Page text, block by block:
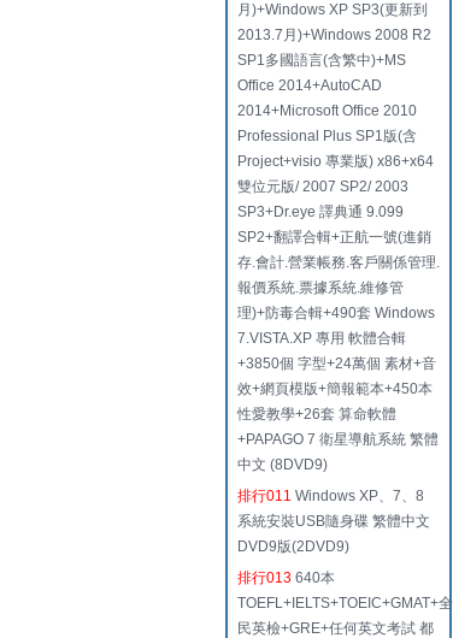
月)+Windows XP SP3(更新到
2013.7月)+Windows 2008 R2
SP1多國語言(含繁中)+MS
Office 2014+AutoCAD
2014+Microsoft Office 2010
Professional Plus SP1版(含
Project+visio 專業版) x86+x64
雙位元版/ 2007 SP2/ 2003
SP3+Dr.eye 譯典通 9.099
SP2+翻譯合輯+正航一號(進銷
存.會計.營業帳務.客戶關係管理.
報價系統.票據系統.維修管
理)+防毒合輯+490套 Windows
7.VISTA.XP 專用 軟體合輯
+3850個 字型+24萬個 素材+音
效+網頁模版+簡報範本+450本
性愛教學+26套 算命軟體
+PAPAGO 7 衛星導航系統 繁體
中文 (8DVD9)
排行011 Windows XP、7、8
系統安裝USB隨身碟 繁體中文
DVD9版(2DVD9)
排行013 640本
TOEFL+IELTS+TOEIC+GMAT+全
民英檢+GRE+任何英文考試 都